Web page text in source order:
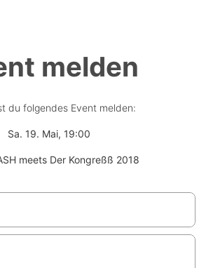
melden
du folgendes Event melden:
Sa. 19. Mai, 19:00
meets Der Kongreßß 2018